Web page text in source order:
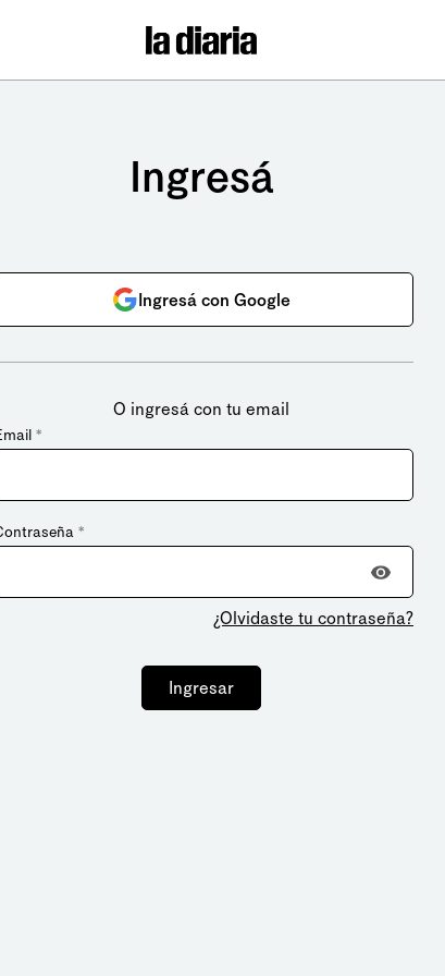
Ingresá
Ingresá con Google
O ingresá con tu email
*
*
¿Olvidaste tu contraseña?
Ingresar